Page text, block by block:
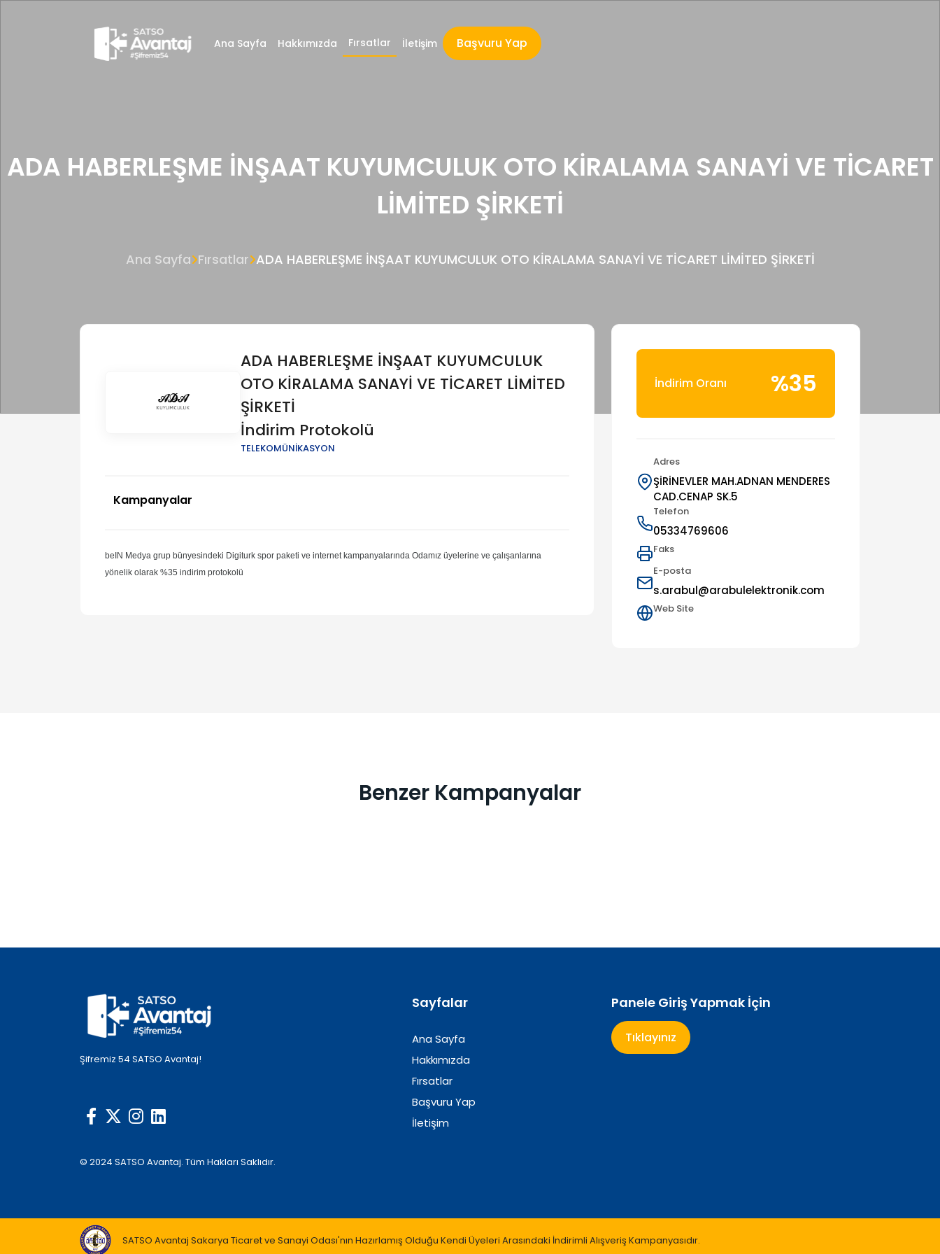
Ana Sayfa Hakkımızda Fırsatlar İletişim Başvuru Yap
ADA HABERLEŞME İNŞAAT KUYUMCULUK OTO KİRALAMA SANAYİ VE TİCARET
LİMİTED ŞİRKETİ
Ana Sayfa Fırsatlar ADA HABERLEŞME İNŞAAT KUYUMCULUK OTO KİRALAMA SANAYİ VE TİCARET LİMİTED ŞİRKETİ
ADA HABERLEŞME İNŞAAT KUYUMCULUK
OTO KİRALAMA SANAYİ VE TİCARET LİMİTED
ŞİRKETİ
İndirim Protokolü
TELEKOMÜNİKASYON
Kampanyalar
beIN Medya grup bünyesindeki Digiturk spor paketi ve internet kampanyalarında Odamız üyelerine ve çalışanlarına
yönelik olarak %35 indirim protokolü
İndirim Oranı %35
Adres
ŞİRİNEVLER MAH.ADNAN MENDERES
CAD.CENAP SK.5
Telefon
05334769606
Faks
E-posta
s.arabul@arabulelektronik.com
Web Site
Benzer Kampanyalar
Şifremiz 54 SATSO Avantaj!
© 2024 SATSO Avantaj. Tüm Hakları Saklıdır.
Sayfalar
Ana Sayfa
Hakkımızda
Fırsatlar
Başvuru Yap
İletişim
Panele Giriş Yapmak İçin
Tıklayınız
SATSO Avantaj Sakarya Ticaret ve Sanayi Odası'nın Hazırlamış Olduğu Kendi Üyeleri Arasındaki İndirimli Alışveriş Kampanyasıdır.